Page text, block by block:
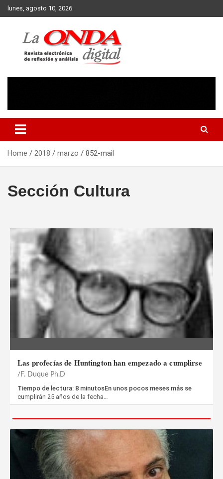
Skip
to
lunes, agosto 10, 2026
Home 2018 marzo 852-mail
Las profecías de Huntington han empezado a cumplirse
F. Duque Ph.D
Tiempo de lectura: 8 minutosEn unos pocos meses más se
cumplirán 25 años de la fecha…